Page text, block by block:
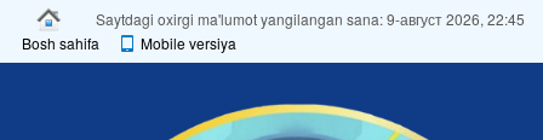
Saytdagi oxirgi ma'lumot yangilangan sana: 9-август 2026, 22:45
Bosh sahifa
Mobile versiya